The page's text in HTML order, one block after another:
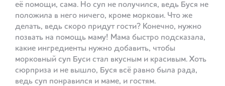
её помощи, сама. Но суп не получился, ведь Буся не
положила в него ничего, кроме моркови. Что же
делать, ведь скоро придут гости? Конечно, нужно
позвать на помощь маму! Мама быстро подсказала,
какие ингредиенты нужно добавить, чтобы
морковный суп Буси стал вкусным и красивым. Хоть
сюрприза и не вышло, Буся всё равно была рада,
ведь суп понравился и маме, и гостям.